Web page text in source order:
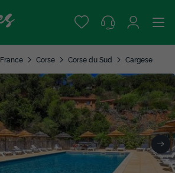
France Corse Corse du Sud Cargese